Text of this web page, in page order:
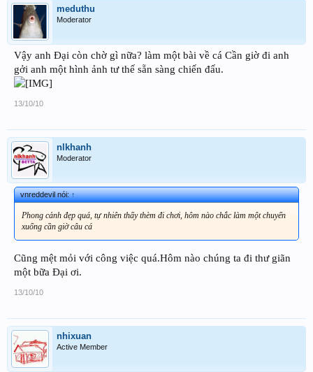
meduthu
Moderator
Vậy anh Đại còn chờ gì nữa? làm một bài về cá Cần giờ đi anh
gởi anh một hình ảnh tư thế sẵn sàng chiến đấu.
13/10/10
nlkhanh
Moderator
vnreddevil nói:↑
Phong cảnh đẹp quá, tự nhiên thấy thèm đi chơi, hôm nào chắc làm một chuyến
xuống cần giờ câu cá
Cũng mệt mỏi với công việc quá.Hôm nào chúng ta đi thư giãn
một bữa Đại ơi.
13/10/10
nhixuan
Active Member